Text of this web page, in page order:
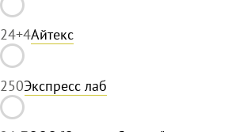
24+4Айтекс
250Экспресс лаб